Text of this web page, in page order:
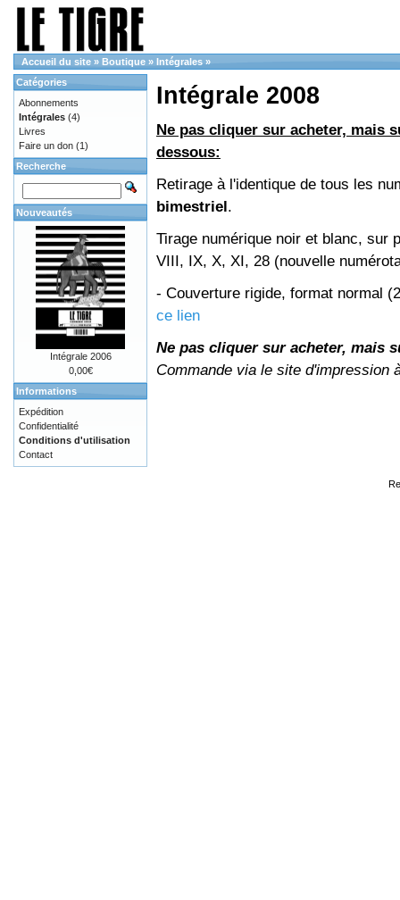
Accueil du site » Boutique » Intégrales »
Intégrale 2008
Ne pas cliquer sur acheter, mais
dessous:
Retirage à l'identique de tous les
bimestriel.
Tirage numérique noir et blanc, sur
VIII, IX, X, XI, 28 (nouvelle
- Couverture rigide, format normal
ce lien
Ne pas cliquer sur acheter, mais
Commande via le site d'impression
Catégories
Abonnements
Intégrales (4)
Livres
Faire un don (1)
Recherche
Nouveautés
Intégrale 2006
0,00€
Informations
Expédition
Confidentialité
Conditions d'utilisation
Contact